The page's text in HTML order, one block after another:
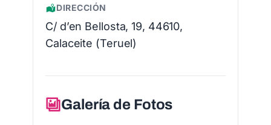
DIRECCIÓN
C/ d’en Bellosta, 19, 44610,
Calaceite (Teruel)
Galería de Fotos